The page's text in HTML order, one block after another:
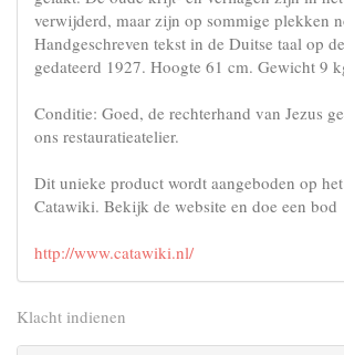
verwijderd, maar zijn op sommige plekken
Handgeschreven tekst in de Duitse taal op
gedateerd 1927. Hoogte 61 cm. Gewicht 9
Conditie: Goed, de rechterhand van Jezus
ons restauratieatelier.
Dit unieke product wordt aangeboden op
Catawiki. Bekijk de website en doe een bod
http://www.catawiki.nl/
Klacht indienen